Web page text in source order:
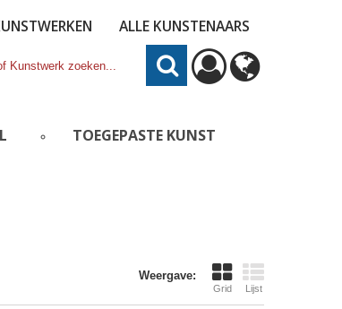
ALLE KUNSTENAARS
TOEGEPASTE KUNST
Weergave:
Grid Lijst